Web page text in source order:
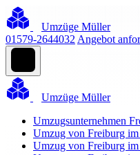
Umzüge Müller
01579-2644032 Angebot
Umzüge Müller
Umzugsunternehmen
Umzug von Freiburg
Umzug von Freiburg